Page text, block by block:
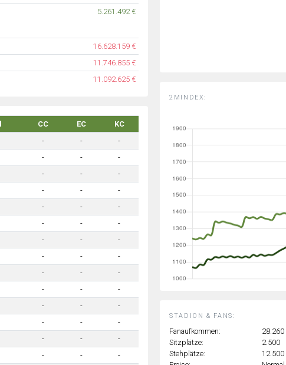
5.261.492 €
16.628.159 €
11.746.855 €
11.092.625 €
CC EC
KC
- -
-
- -
-
- -
-
- -
-
- -
-
- -
-
- -
-
- -
-
- -
-
- -
-
- -
-
- -
-
- -
-
- -
-
2MINDEX:
STADION & FANS:
Fanaufkommen:
28.260
Sitzplätze:
2.500
Stehplätze:
12.500